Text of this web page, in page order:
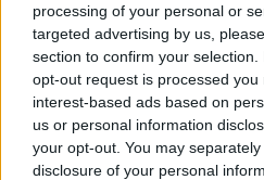
processing of your personal or
targeted advertising by us,
section to confirm your
opt-out request is processed you
interest-based ads based on
us or personal information
your opt-out. You may
disclosure of your personal
Unmute Loaded
37.84%
Mindig megsüvegelendő, ha
kitűnni a műfajából, az
mindezt azzal kívánja elérni,
olvasztja magába. Legutóbb